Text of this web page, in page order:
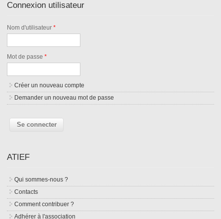
Connexion utilisateur
Nom d'utilisateur*
Mot de passe*
Créer un nouveau compte
Demander un nouveau mot de passe
ATIEF
Qui sommes-nous ?
Contacts
Comment contribuer ?
Adhérer à l'association